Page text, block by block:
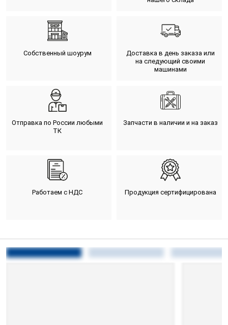
Собственный шоурум
Доставка в день заказа или
на следующий своими
машинами
Отправка по России любыми
ТК
Запчасти в наличии и на заказ
Работаем с НДС Продукция сертифицирована